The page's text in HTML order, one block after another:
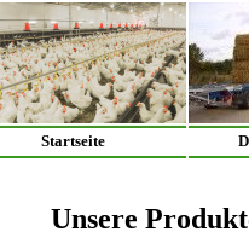
Startseite
Unsere